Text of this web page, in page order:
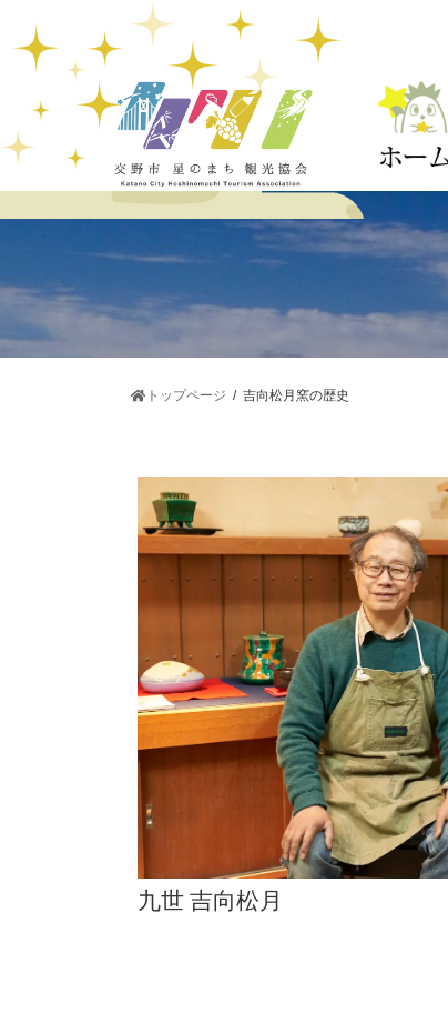
ス
ッ
プ
ン
移
動
トップページ 吉向松月窯の歴史
九世 吉向松月